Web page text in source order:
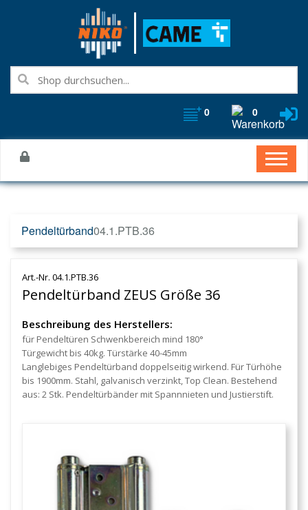
0 0
Pendeltürband04.1.PTB.36
Art.-Nr. 04.1.PTB.36
Pendeltürband ZEUS Größe 36
Beschreibung des Herstellers:
für Pendeltüren Schwenkbereich mind 180°
Türgewicht bis 40kg. Türstärke 40-45mm
Langlebiges Pendeltürband doppelseitig wirkend. Für Türhöhe
bis 1900mm. Stahl, galvanisch verzinkt, Top Clean. Bestehend
aus: 2 Stk. Pendeltürbänder mit Spannnieten und Justierstift.